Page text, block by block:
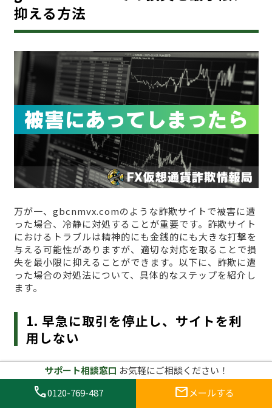
抑える方法
万が一、gbcnmvx.comのような詐欺サイトで被害に遭
った場合、冷静に対処することが重要です。詐欺サイト
におけるトラブルは精神的にも金銭的にも大きな打撃を
与える可能性がありますが、適切な対応を取ることで損
失を最小限に抑えることができます。以下に、詐欺に遭
った場合の対処法について、具体的なステップを紹介し
ます。
1. 早急に取引を停止し、サイトを利
用しない
まず最初にすべきことは、すぐに取引を停止し、
gbcnmvx.comへのアクセスをやめることです。詐欺サ
イトで取引を続けることは、さらに資金を失うリスクを
サポート相談窓口 お気軽にご相談ください！
call0120-769-487 mail メールする